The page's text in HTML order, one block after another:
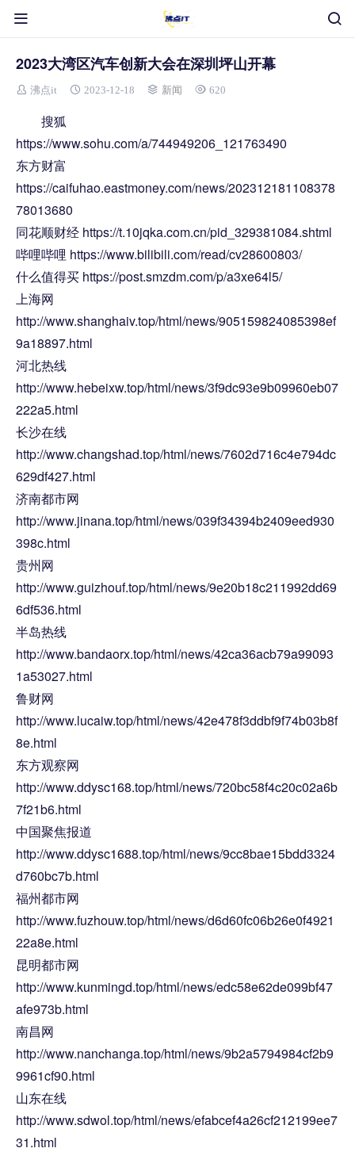
2023大湾区汽车创新大会在深圳坪山开幕
沸点it 2023-12-18 新闻 620
搜狐
https://www.sohu.com/a/744949206_121763490
东方财富
https://caifuhao.eastmoney.com/news/202312181108378
78013680
同花顺财经 https://t.10jqka.com.cn/pid_329381084.shtml
哔哩哔哩 https://www.bilibili.com/read/cv28600803/
什么值得买 https://post.smzdm.com/p/a3xe64l5/
上海网
http://www.shanghaiv.top/html/news/905159824085398ef
9a18897.html
河北热线
http://www.hebeixw.top/html/news/3f9dc93e9b09960eb07
222a5.html
长沙在线
http://www.changshad.top/html/news/7602d716c4e794dc
629df427.html
济南都市网
http://www.jinana.top/html/news/039f34394b2409eed930
398c.html
贵州网
http://www.guizhouf.top/html/news/9e20b18c211992dd69
6df536.html
半岛热线
http://www.bandaorx.top/html/news/42ca36acb79a99093
1a53027.html
鲁财网
http://www.lucaiw.top/html/news/42e478f3ddbf9f74b03b8f
8e.html
东方观察网
http://www.ddysc168.top/html/news/720bc58f4c20c02a6b
7f21b6.html
中国聚焦报道
http://www.ddysc1688.top/html/news/9cc8bae15bdd3324
d760bc7b.html
福州都市网
http://www.fuzhouw.top/html/news/d6d60fc06b26e0f4921
22a8e.html
昆明都市网
http://www.kunmingd.top/html/news/edc58e62de099bf47
afe973b.html
南昌网
http://www.nanchanga.top/html/news/9b2a5794984cf2b9
9961cf90.html
山东在线
http://www.sdwol.top/html/news/efabcef4a26cf212199ee7
31.html